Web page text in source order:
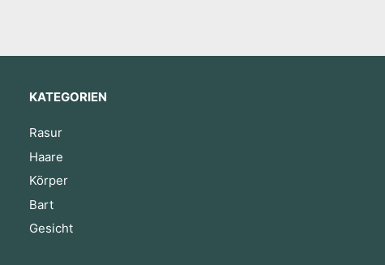
KATEGORIEN
Rasur
Haare
Körper
Bart
Gesicht